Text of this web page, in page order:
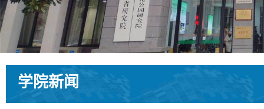
学院新闻